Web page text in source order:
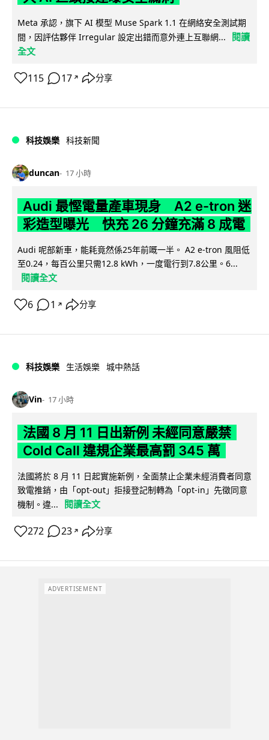
Meta 承認，旗下 AI 模型 Muse Spark 1.1 在網絡安全測試期
間，因評估夥伴 Irregular 設定出錯而意外連上互聯網...
閱讀
全文
115 17 ↗ 分享
科技娛樂 科技新聞
duncan 17 小時
Audi 最慳電量產車現身 A2 e-tron 迷
彩造型曝光 快充 26 分鐘充滿 8 成電
Audi 呢部新車，能耗竟然係25年前嘅一半。 A2 e-tron 風阻低
至0.24，每百公里只需12.8 kWh，一度電行到7.8公里。6...
閱讀全文
6 1 ↗ 分享
科技娛樂 生活娛樂 城中熱話
Vin 17 小時
法國 8 月 11 日出新例 未經同意嚴禁
Cold Call 違規企業最高罰 345 萬
法國將於 8 月 11 日起實施新例，全面禁止企業未經消費者同意
致電推銷，由「opt-out」拒接登記制轉為「opt-in」先徵同意
機制。違...
閱讀全文
272 23 ↗ 分享
ADVERTISEMENT